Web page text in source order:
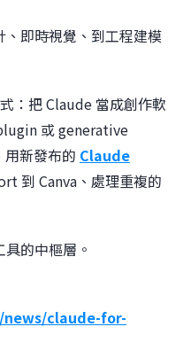
即時視覺、到工程建模
：把 Claude 當成創作軟
或 generative
新發布的 Claude
到 Canva、處理重複的
的中樞層。
claude-for-